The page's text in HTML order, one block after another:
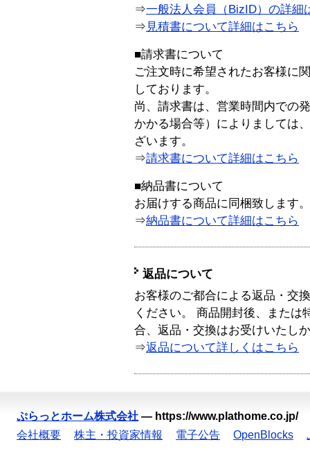
⇒一般法人会員（BizID）の詳細
⇒ 見積書について詳細はこちら
■請求書について
ご注文時に希望されたお客様に
しております。
尚、請求書は、営業時間内での
かかる場合等）によりましては
ざいます。
⇒請求書について詳細はこちら
■納品書について
お届けする商品に同梱致します。
⇒納品書について詳細はこちら
返品について
お客様のご都合による返品・交
ください。 商品開封後、または
合、返品・交換はお受けいたし
⇒返品について詳しくはこちら
ぷらっとホーム株式会社 — https://www.plathome.co.jp/
会社概要
株主・投資家情報 電子公告 OpenBlocks